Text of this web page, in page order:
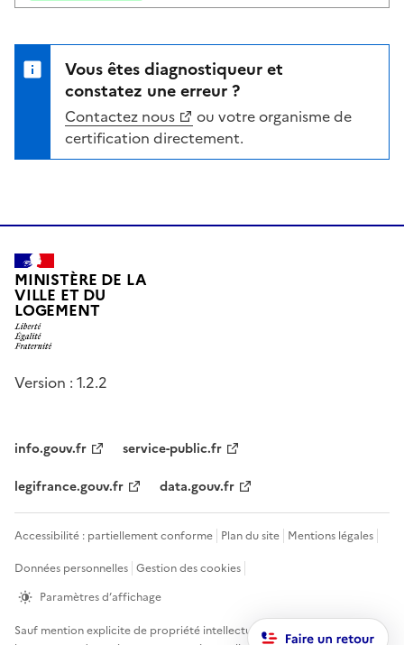
Vous êtes diagnostiqueur et
constatez une erreur ?
Contactez nous
ou votre organisme de
certification directement.
MINISTÈRE DE LA
VILLE ET DU
LOGEMENT
Version : 1.2.2
info.gouv.fr
service-public.fr
legifrance.gouv.fr
data.gouv.fr
Accessibilité : partiellement conforme Plan du site Mentions légales
Données personnelles Gestion des cookies
Paramètres d’affichage
Sauf mention explicite de propriété intellectuelle détenue par des tiers,